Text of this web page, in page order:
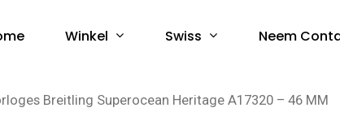
Winkel Swiss Neem
Breitling Superocean Heritage A17320 – 46 MM